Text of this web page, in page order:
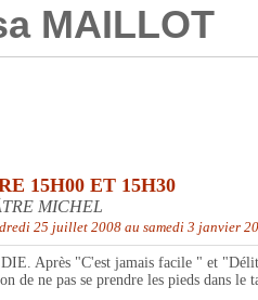
MAILLOT
15H00 ET 15H30
MICHEL
25 juillet 2008 au samedi 3 janvier
Après "C'est jamais facile " et
de ne pas se prendre les pieds dans le